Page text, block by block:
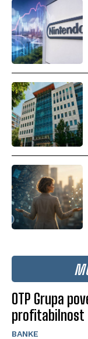
OTP Grupa
profitabilnost
BANKE